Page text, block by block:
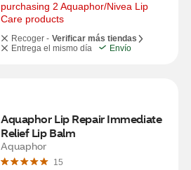
purchasing 2 Aquaphor/Nivea Lip
Care products
Recoger - Verificar más tiendas
Entrega el mismo día
Envío
Aquaphor Lip Repair Immediate
Relief Lip Balm
Aquaphor
15